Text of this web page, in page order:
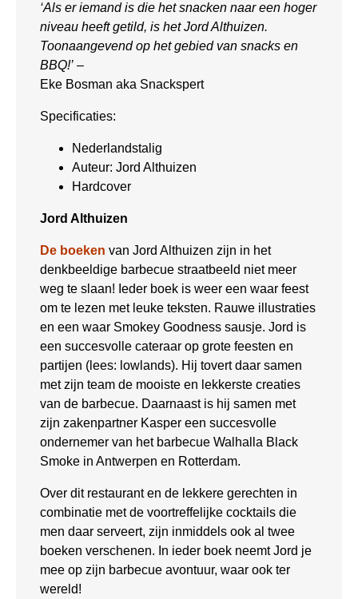
‘Als er iemand is die het snacken naar een hoger
niveau heeft getild, is het Jord Althuizen.
Toonaangevend op het gebied van snacks en
BBQ!’ –
Eke Bosman aka Snackspert
Specificaties:
Nederlandstalig
Auteur: Jord Althuizen
Hardcover
Jord Althuizen
De boeken van Jord Althuizen zijn in het
denkbeeldige barbecue straatbeeld niet meer
weg te slaan! Ieder boek is weer een waar feest
om te lezen met leuke teksten. Rauwe illustraties
en een waar Smokey Goodness sausje. Jord is
een succesvolle cateraar op grote feesten en
partijen (lees: lowlands). Hij tovert daar samen
met zijn team de mooiste en lekkerste creaties
van de barbecue. Daarnaast is hij samen met
zijn zakenpartner Kasper een succesvolle
ondernemer van het barbecue Walhalla Black
Smoke in Antwerpen en Rotterdam.
Over dit restaurant en de lekkere gerechten in
combinatie met de voortreffelijke cocktails die
men daar serveert, zijn inmiddels ook al twee
boeken verschenen. In ieder boek neemt Jord je
mee op zijn barbecue avontuur, waar ook ter
wereld!